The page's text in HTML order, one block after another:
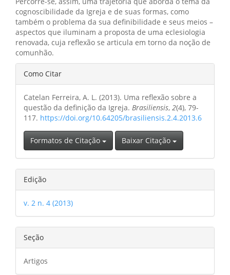
cognoscibilidade da Igreja e de suas formas, como
também o problema da sua definibilidade e seus meios –
aspectos que iluminam a proposta de uma eclesiologia
renovada, cuja reflexão se articula em torno da noção de
comunhão.
Detalhes
do
artigo
Como Citar
Catelan Ferreira, A. L. (2013). Uma reflexão sobre a
questão da definição da Igreja. Brasiliensis, 2(4), 79-
117. https://doi.org/10.64205/brasiliensis.2.4.2013.6
Formatos de Citação Baixar Citação
Edição
v. 2 n. 4 (2013)
Seção
Artigos